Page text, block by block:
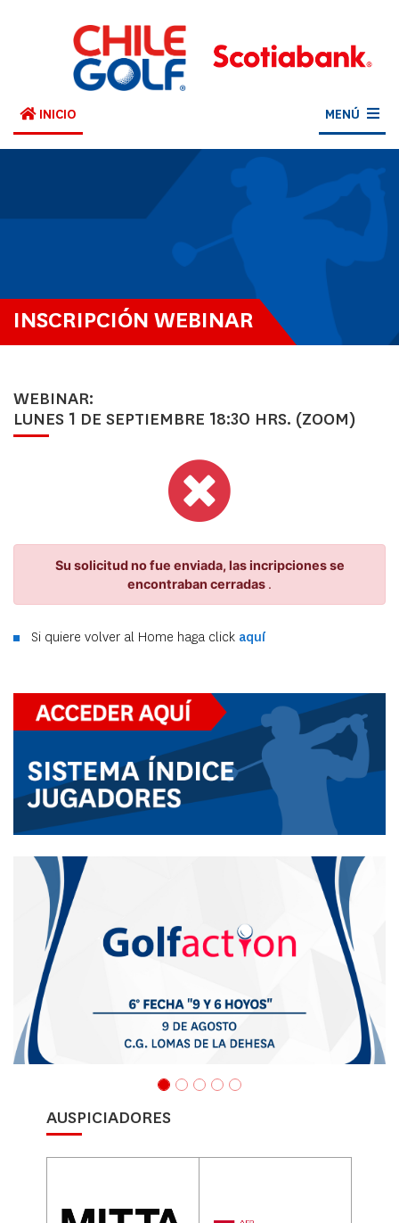
INICIO MENÚ
INSCRIPCIÓN WEBINAR
WEBINAR:
LUNES 1 DE SEPTIEMBRE 18:30 HRS. (ZOOM)
Su solicitud no fue enviada, las incripciones se
encontraban cerradas .
Si quiere volver al Home haga click aquí
AUSPICIADORES